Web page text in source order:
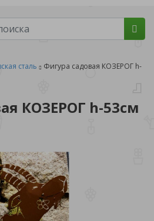
сталь
Фигура садовая КОЗЕРОГ h-
КОЗЕРОГ h-53см